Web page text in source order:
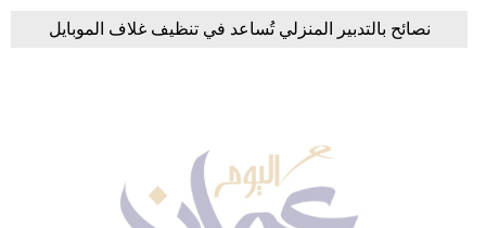
نصائح بالتدبير المنزلي تُساعد في تنظيف غلاف الموبايل